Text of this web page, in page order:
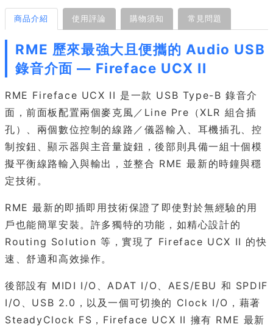
商品介紹 使用評論 購物須知 常見問題
RME 歷來最強大且便攜的 Audio USB
錄音介面 — Fireface UCX II
RME Fireface UCX II 是一款 USB Type-B 錄音介
面，前面板配置兩個麥克風／Line Pre（XLR 組合插
孔）、兩個數位控制的線路／儀器輸入、耳機插孔、控
制按鈕、顯示器與主音量旋鈕，後部則具備一組十個模
擬平衡線路輸入與輸出，並整合 RME 最新的時鐘與穩
定技術。
RME 最新的即插即用技術保證了即使對於無經驗的用
戶也能簡單安裝。許多獨特的功能，如精心設計的
Routing Solution 等，實現了 Fireface UCX II 的快
速、舒適和高效操作。
後部設有 MIDI I/O、ADAT I/O、AES/EBU 和 SPDIF
I/O、USB 2.0，以及一個可切換的 Clock I/O，藉著
SteadyClock FS，Fireface UCX II 擁有 RME 最新